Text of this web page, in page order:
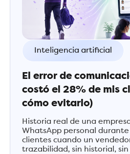
Inteligencia artificial
El error de
costó el 28% de mis
cómo evitarlo)
Historia real de una
WhatsApp personal
clientes cuando un
trazabilidad, sin historial, sin